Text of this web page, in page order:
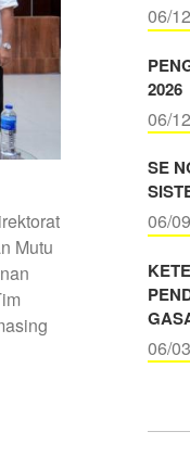
Mutu
06/
2026
06/
SE
06/
06/